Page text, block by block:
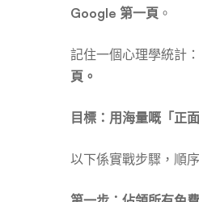
Google 第一頁 。
記住一個心理學統計：
頁。
目標：用海量嘅「正
以下係實戰步驟，順